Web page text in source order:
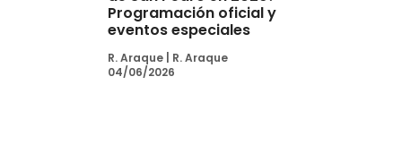
Programación oficial y
eventos especiales
R. Araque
R. Araque
04/06/2026